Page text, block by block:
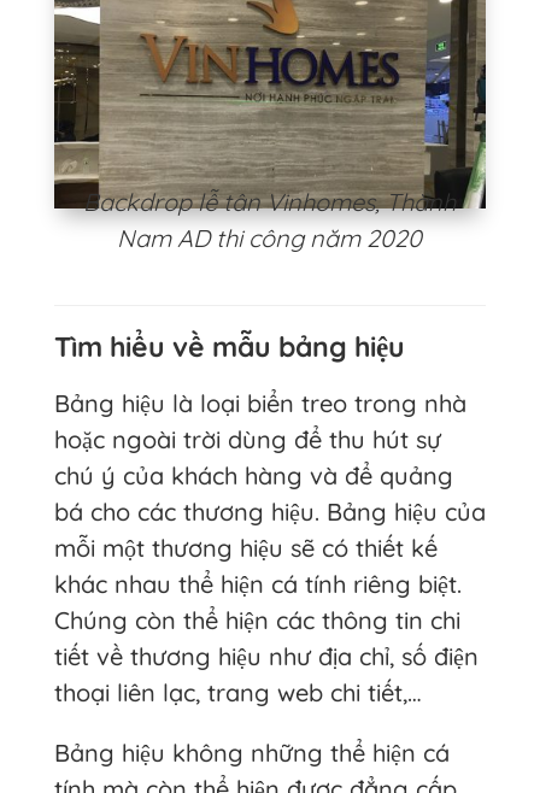
Backdrop lễ tân Vinhomes, Thành
Nam AD thi công năm 2020
Tìm hiểu về mẫu bảng hiệu
Bảng hiệu là loại biển treo trong nhà
hoặc ngoài trời dùng để thu hút sự
chú ý của khách hàng và để quảng
bá cho các thương hiệu. Bảng hiệu của
mỗi một thương hiệu sẽ có thiết kế
khác nhau thể hiện cá tính riêng biệt.
Chúng còn thể hiện các thông tin chi
tiết về thương hiệu như địa chỉ, số điện
thoại liên lạc, trang web chi tiết,…
Bảng hiệu không những thể hiện cá